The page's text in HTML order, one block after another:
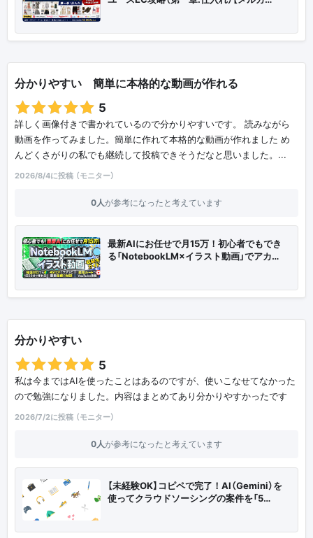
分かりやすい 簡単に本格的な動画が作れる
5
詳しく画像付きで書かれているので分かりやすいです。 読みながら
動画を作ってみました。簡単に作れて本格的な動画が作れました め
んどくさがりの私でも継続して投稿できそうだなと思いました。...
2026/8/4に投稿 （モニター）
0人が参考になったと考えています
最新AIにお任せで月15万！初心者でもでき
る「NotebookLM×イラスト動画」でアカ…
分かりやすい
5
私は今まではAIを使ったことはあるのですが、使いこなせてなかった
ので勉強になりました。内容はまとめてあり分かりやすかったです
2026/7/2に投稿 （モニター）
0人が参考になったと考えています
【未経験OK】コピペで完了！AI（Gemini）を
使ってクラウドソーシングの案件を「5…